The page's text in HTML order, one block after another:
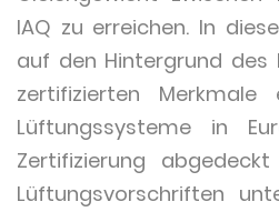
IAQ zu erreichen. In
auf den Hintergrund
zertifizierten
Lüftungssysteme in
Zertifizierung
Lüftungsvorschriften